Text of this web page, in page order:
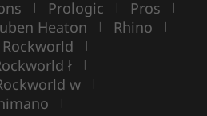
| Prologic | Pros |
Heaton | Rhino |
Rockworld |
ł |
w |
|